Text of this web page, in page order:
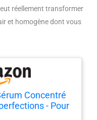
réellement transformer
et homogène dont vous
Concentré
- Pour